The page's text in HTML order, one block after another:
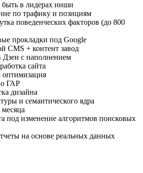
быть в лидерах ниши
по трафику и позициям
поведенческих факторов (до 800
прокладки под Google
CMS + контент завод
с наполнением
сайта
оптимизация
ГАР
дизайна
и семантического ядра
под изменение алгоритмов поисковых
на основе реальных данных